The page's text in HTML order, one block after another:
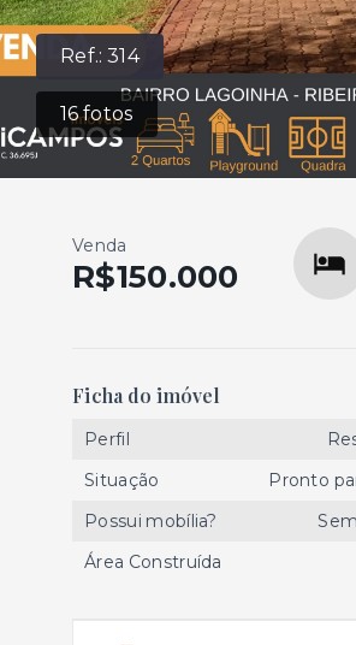
Ref.:314
16fotos
Venda
R$150.000
Ficha do imóvel
Perfil
Situação
Pronto
Possui mobília?
Área Construída